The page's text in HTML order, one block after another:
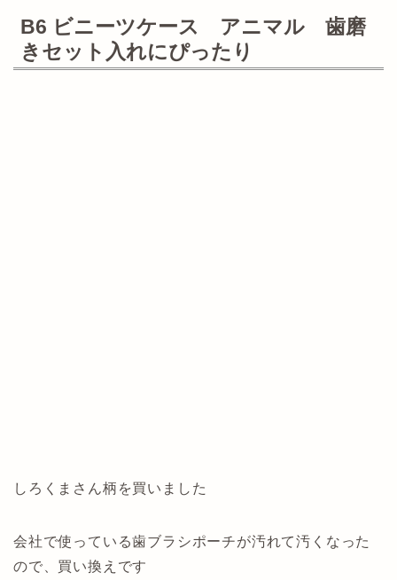
B6 ビニーツケース アニマル 歯磨
きセット入れにぴったり
しろくまさん柄を買いました
会社で使っている歯ブラシポーチが汚れて汚くなった
ので、買い換えです